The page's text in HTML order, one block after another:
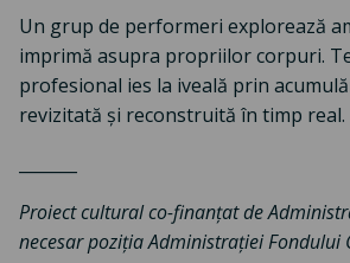
Un grup de performeri explorează
imprimă asupra propriilor corpuri.
profesional ies la iveală prin
revizitată și reconstruită în timp real.
Proiect cultural co-finanțat de
necesar poziția Administrației Fondului